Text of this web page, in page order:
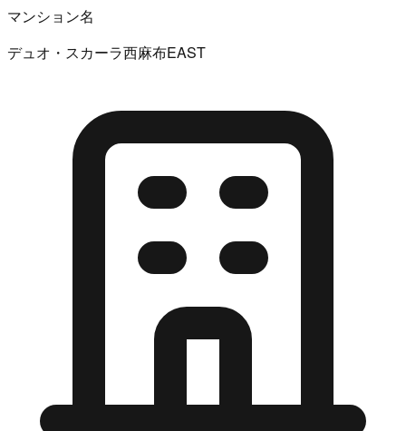
マンション名
デュオ・スカーラ西麻布EAST